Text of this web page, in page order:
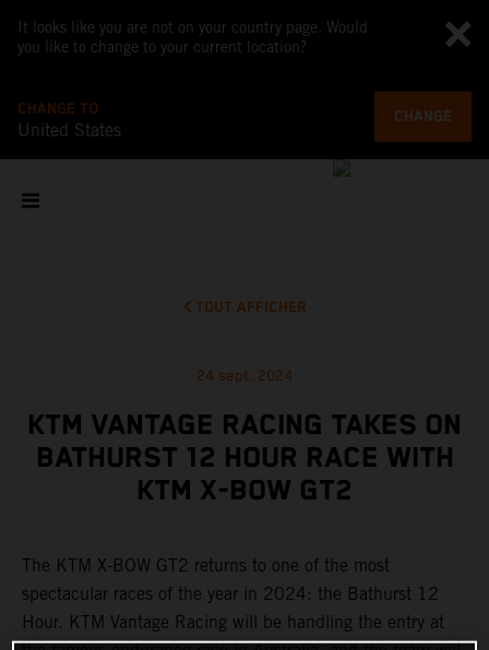
It looks like you are not on your country page. Would
you like to change to your current location?
CHANGE TO
United States
CHANGE
TOUT AFFICHER
24 sept. 2024
KTM VANTAGE RACING TAKES ON
BATHURST 12 HOUR RACE WITH
KTM X-BOW GT2
The KTM X-BOW GT2 returns to one of the most
spectacular races of the year in 2024: the Bathurst 12
Hour. KTM Vantage Racing will be handling the entry at